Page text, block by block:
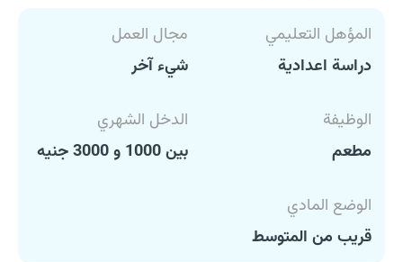
المؤهل التعليمي
دراسة اعدادية
مجال العمل
شيء آخر
الوظيفة
مطعم
الدخل الشهري
بين 1000 و 3000 جنيه
الوضع المادي
قريب من المتوسط